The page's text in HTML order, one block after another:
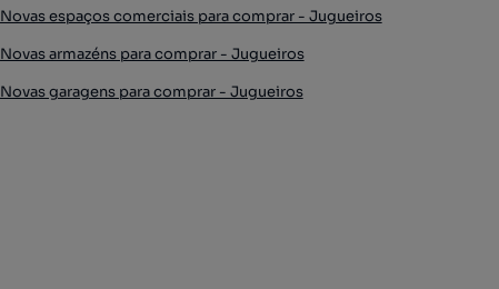
Novas espaços comerciais para comprar - Jugueiros
Novas armazéns para comprar - Jugueiros
Novas garagens para comprar - Jugueiros